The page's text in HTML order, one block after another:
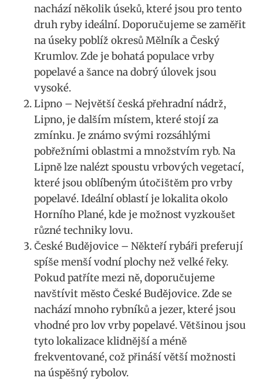
nachází několik⁢ úseků,⁢ které‍ jsou​ pro tento
druh ryby ideální.‌ Doporučujeme se ⁢zaměřit
na úseky poblíž⁤ okresů‌ Mělník a ⁤Český
Krumlov. ⁤Zde je bohatá populace vrby
popelavé a šance na ​dobrý ⁣úlovek jsou
vysoké.
Lipno – Největší česká přehradní nádrž,
⁣Lipno, je dalším ⁣místem,​ které ‌stojí ‍za⁣
zmínku. Je známo⁣ svými rozsáhlými
pobřežními oblastmi a množstvím ‍ryb.‍ Na
Lipně lze nalézt⁣ spoustu vrbových vegetací,
které jsou oblíbeným ‍útočištěm⁤ pro ‌vrby
popelavé.‍ Ideální oblastí je lokalita​ okolo
Horního Plané, kde je možnost vyzkoušet
různé‌ techniky ​lovu.
České Budějovice – Někteří⁤ rybáři​ preferují⁤
spíše menší vodní plochy než ⁣velké řeky.
Pokud patříte mezi ně,⁢ doporučujeme
navštívit ⁢město České Budějovice.⁤ Zde se
nachází‍ mnoho‍ rybníků a‍ jezer, které jsou
vhodné pro lov vrby ⁢popelavé. Většinou jsou
tyto lokalizace​ klidnější a méně
frekventované, ‍což⁣ přináší větší ​možnosti
na úspěšný rybolov.